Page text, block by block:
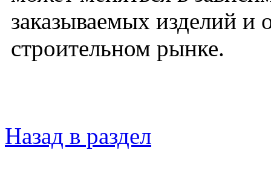
заказываемых изделий и
строительном рынке.
Назад в раздел